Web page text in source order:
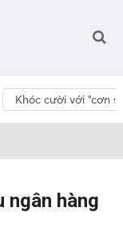
Khóc cười với “cơn
ngân hàng